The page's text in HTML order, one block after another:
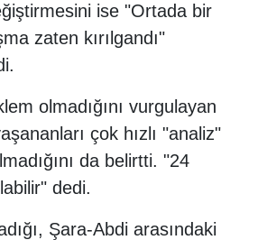
ise "Ortada bir
zaten kırılgandı"
olmadığını vurgulayan
çok hızlı "analiz"
da belirtti. "24
dedi.
Şara-Abdi arasındaki